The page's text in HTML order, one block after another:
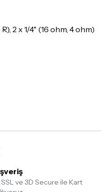
2 x 1/4" (16 ohm, 4 ohm)
ve 3D Secure ile Kart